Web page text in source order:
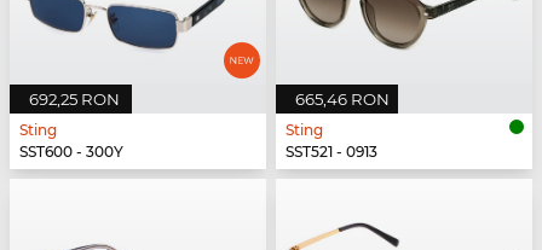
692,25 RON
Sting
SST600 - 300Y
665,46 RON
Sting
SST521 - 0913